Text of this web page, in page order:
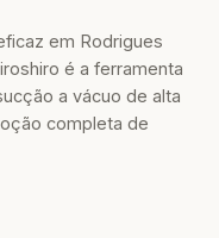
em Rodrigues
é a ferramenta
a vácuo de alta
completa de